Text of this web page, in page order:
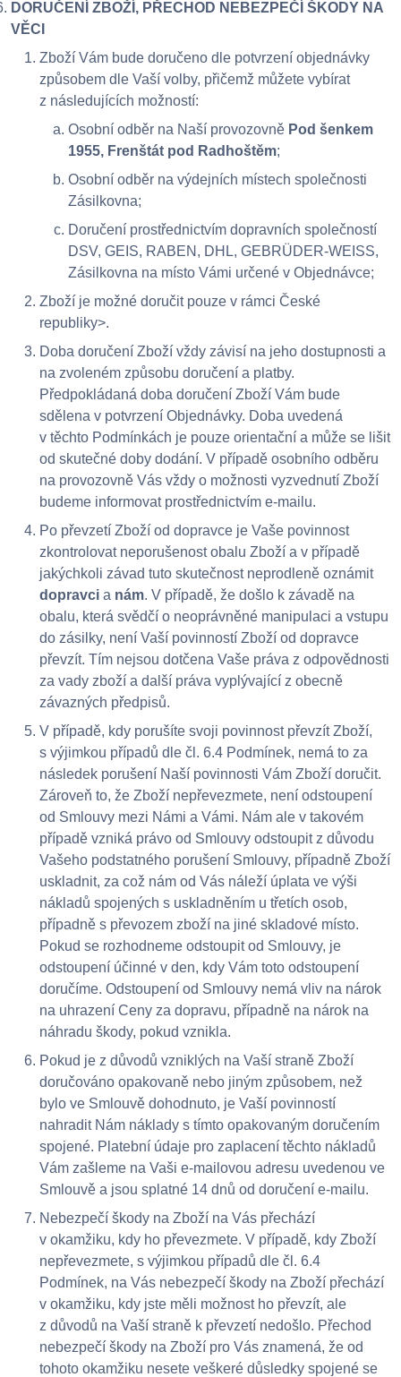
DORUČENÍ ZBOŽÍ, PŘECHOD NEBEZPEČÍ ŠKODY NA
VĚCI
Zboží Vám bude doručeno dle potvrzení objednávky
způsobem dle Vaší volby, přičemž můžete vybírat
z následujících možností:
Osobní odběr na Naší provozovně Pod šenkem
1955, Frenštát pod Radhoštěm;
Osobní odběr na výdejních místech společnosti
Zásilkovna;
Doručení prostřednictvím dopravních společností
DSV, GEIS, RABEN, DHL, GEBRÜDER-WEISS,
Zásilkovna na místo Vámi určené v Objednávce;
Zboží je možné doručit pouze v rámci České
republiky>.
Doba doručení Zboží vždy závisí na jeho dostupnosti a
na zvoleném způsobu doručení a platby.
Předpokládaná doba doručení Zboží Vám bude
sdělena v potvrzení Objednávky. Doba uvedená
v těchto Podmínkách je pouze orientační a může se lišit
od skutečné doby dodání. V případě osobního odběru
na provozovně Vás vždy o možnosti vyzvednutí Zboží
budeme informovat prostřednictvím e-mailu.
Po převzetí Zboží od dopravce je Vaše povinnost
zkontrolovat neporušenost obalu Zboží a v případě
jakýchkoli závad tuto skutečnost neprodleně oznámit
dopravci a nám. V případě, že došlo k závadě na
obalu, která svědčí o neoprávněné manipulaci a vstupu
do zásilky, není Vaší povinností Zboží od dopravce
převzít. Tím nejsou dotčena Vaše práva z odpovědnosti
za vady zboží a další práva vyplývající z obecně
závazných předpisů.
V případě, kdy porušíte svoji povinnost převzít Zboží,
s výjimkou případů dle čl. 6.4 Podmínek, nemá to za
následek porušení Naší povinnosti Vám Zboží doručit.
Zároveň to, že Zboží nepřevezmete, není odstoupení
od Smlouvy mezi Námi a Vámi. Nám ale v takovém
případě vzniká právo od Smlouvy odstoupit z důvodu
Vašeho podstatného porušení Smlouvy, případně Zboží
uskladnit, za což nám od Vás náleží úplata ve výši
nákladů spojených s uskladněním u třetích osob,
případně s převozem zboží na jiné skladové místo.
Pokud se rozhodneme odstoupit od Smlouvy, je
odstoupení účinné v den, kdy Vám toto odstoupení
doručíme. Odstoupení od Smlouvy nemá vliv na nárok
na uhrazení Ceny za dopravu, případně na nárok na
náhradu škody, pokud vznikla.
Pokud je z důvodů vzniklých na Vaší straně Zboží
doručováno opakovaně nebo jiným způsobem, než
bylo ve Smlouvě dohodnuto, je Vaší povinností
nahradit Nám náklady s tímto opakovaným doručením
spojené. Platební údaje pro zaplacení těchto nákladů
Vám zašleme na Vaši e-mailovou adresu uvedenou ve
Smlouvě a jsou splatné 14 dnů od doručení e-mailu.
Nebezpečí škody na Zboží na Vás přechází
v okamžiku, kdy ho převezmete. V případě, kdy Zboží
nepřevezmete, s výjimkou případů dle čl. 6.4
Podmínek, na Vás nebezpečí škody na Zboží přechází
v okamžiku, kdy jste měli možnost ho převzít, ale
z důvodů na Vaší straně k převzetí nedošlo. Přechod
nebezpečí škody na Zboží pro Vás znamená, že od
tohoto okamžiku nesete veškeré důsledky spojené se